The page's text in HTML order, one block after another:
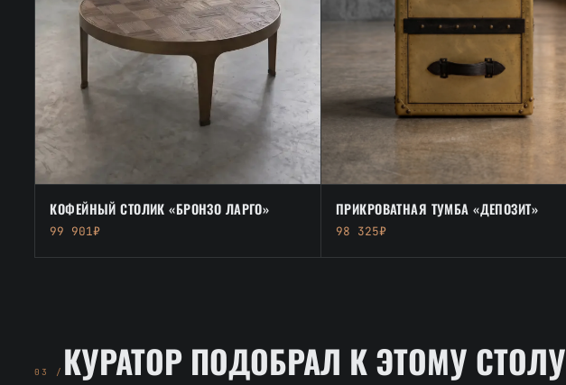
КОФЕЙНЫЙ СТОЛИК «БРОНЗО ЛАРГО»
99 901₽
ПРИКРОВАТНАЯ ТУМБА «ДЕПОЗИТ»
98 325₽
03 / КУРАТОР ПОДОБРАЛ К ЭТОМУ СТОЛУ